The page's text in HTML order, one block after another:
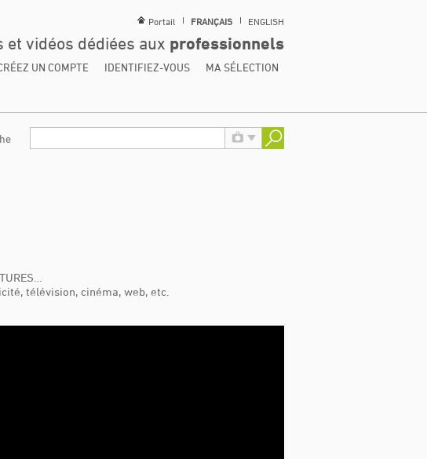
et vidéos dédiées aux professionnels
Portail FRANÇAIS ENGLISH
UN COMPTE IDENTIFIEZ-VOUS MA SÉLECTION
télévision, cinéma, web, etc.